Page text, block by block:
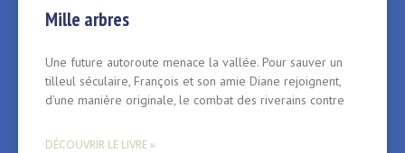
Mille arbres
Une future autoroute menace la vallée. Pour sauver un
tilleul séculaire, François et son amie Diane rejoignent,
d’une manière originale, le combat des riverains contre
DÉCOUVRIR LE LIVRE »